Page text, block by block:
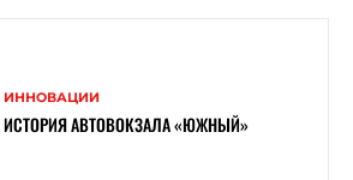
ИННОВАЦИИ
ИСТОРИЯ АВТОВОКЗАЛА «ЮЖНЫЙ»